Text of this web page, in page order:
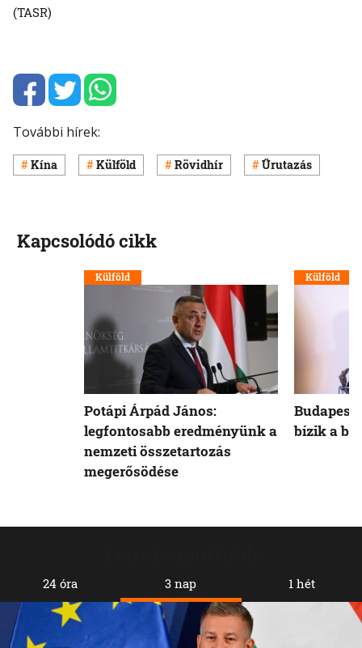
(TASR)
További hírek:
Kína Külföld Rövidhír Űrutazás
24 óra 3 nap 1 hét
Kapcsolódó cikk
Külföld
Potápi Árpád János:
legfontosabb eredményünk a
nemzeti összetartozás
megerősödése
Külföld
Budapest
bízik a